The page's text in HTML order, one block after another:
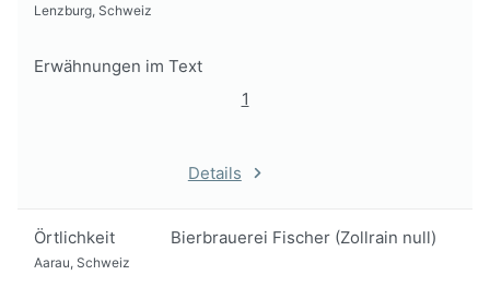
Lenzburg, Schweiz
Erwähnungen im Text
1
Details
Örtlichkeit Bierbrauerei Fischer (Zollrain null)
Aarau, Schweiz